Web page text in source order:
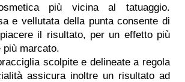
più vicina al tatuaggio.
e vellutata della punta consente di
il risultato, per un effetto più
più marcato.
scolpite e delineate a regola
assicura inoltre un risultato ad